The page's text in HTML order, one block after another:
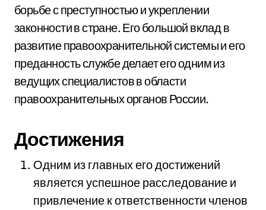
борьбе с преступностью и укреплении
законности в стране. Его большой вклад в
развитие правоохранительной системы и его
преданность службе делает его одним из
ведущих специалистов в области
правоохранительных органов России.
Достижения
Одним из главных его достижений
является успешное расследование и
привлечение к ответственности членов